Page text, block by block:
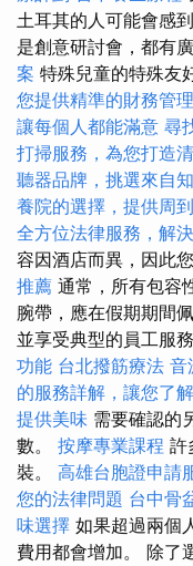
土耳其的人可能會感
是創意研討會，都有
案 特殊兒童的特殊友
您提供精準的財務管理
讓每個人都能滿意 尋
打掃服務，為您打造
聽器品牌，挑選來自
養院的選擇，提供周
全方位法律服務，解
容因酒店而異，因此
推薦 通常，所有包容
腕帶，應在假期期間
並享受典型的員工服務
功能 台北撥筋療法 音
的服務詳解，讓您了
提供美味 需要確認的
數。 按摩專業課程 許
裝。 高雄台胞證申請
您的法律問題 台中骨
味選擇 如果超過兩個
費用都會增加。 除了